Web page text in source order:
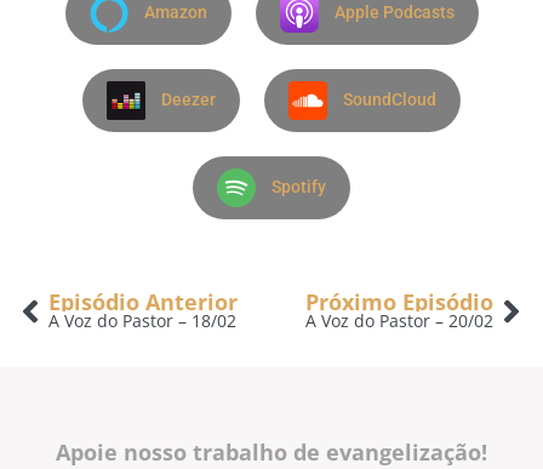
Amazon Apple Podcasts
Deezer SoundCloud
Spotify
Episódio Anterior
A Voz do Pastor – 18/02
Próximo Episódio
A Voz do Pastor – 20/02
Apoie nosso trabalho de evangelização!